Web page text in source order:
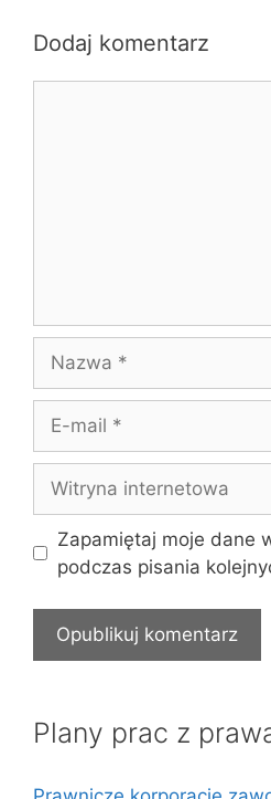
Dodaj komentarz
mail
internetowa
Zapamiętaj moje dane
podczas pisania
Plany prac z